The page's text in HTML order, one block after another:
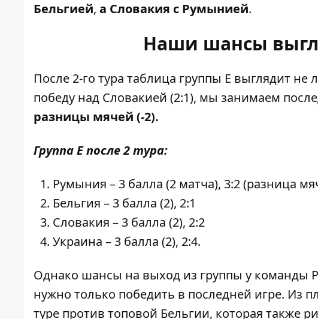
Бельгией, а Словакия с Румынией.
Наши шансы
После 2-го тура таблица группы Е выглядит не
победу над Словакией (2:1), мы занимаем
разницы мячей (-2).
Группа Е после 2 тура:
Румыния – 3 балла (2 матча), 3:2 (разница
Бельгия – 3 балла (2), 2:1
Словакия – 3 балла (2), 2:2
Украина – 3 балла (2), 2:4.
Однако шансы на выход из группы у команды
нужно только победить в последней игре. Из
туре против топовой Бельгии, которая также